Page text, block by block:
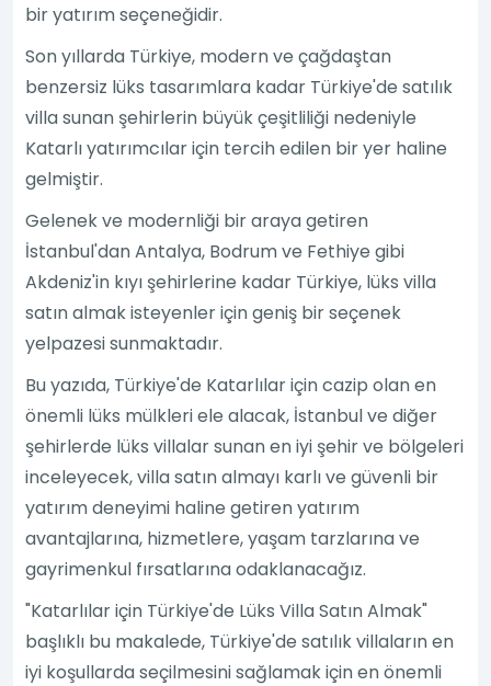
bir yatırım seçeneğidir.
Son yıllarda Türkiye, modern ve çağdaştan
benzersiz lüks tasarımlara kadar Türkiye'de satılık
villa sunan şehirlerin büyük çeşitliliği nedeniyle
Katarlı yatırımcılar için tercih edilen bir yer haline
gelmiştir.
Gelenek ve modernliği bir araya getiren
İstanbul'dan Antalya, Bodrum ve Fethiye gibi
Akdeniz'in kıyı şehirlerine kadar Türkiye, lüks villa
satın almak isteyenler için geniş bir seçenek
yelpazesi sunmaktadır.
Bu yazıda, Türkiye'de Katarlılar için cazip olan en
önemli lüks mülkleri ele alacak, İstanbul ve diğer
şehirlerde lüks villalar sunan en iyi şehir ve bölgeleri
inceleyecek, villa satın almayı karlı ve güvenli bir
yatırım deneyimi haline getiren yatırım
avantajlarına, hizmetlere, yaşam tarzlarına ve
gayrimenkul fırsatlarına odaklanacağız.
"Katarlılar için Türkiye'de Lüks Villa Satın Almak"
başlıklı bu makalede, Türkiye'de satılık villaların en
iyi koşullarda seçilmesini sağlamak için en önemli